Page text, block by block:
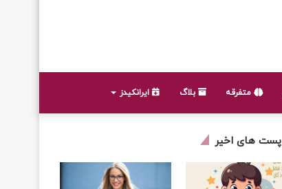
متفرقه بلاگ ایرانکیدز
پست های اخیر